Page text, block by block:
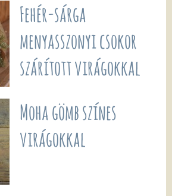
Fehér-sárga
menyasszonyi csokor
szárított virágokkal
Moha gömb színes
virágokkal